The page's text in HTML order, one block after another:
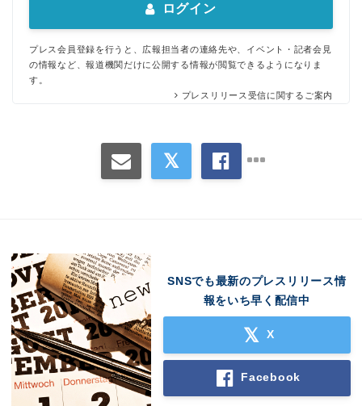
ログイン
プレス会員登録を行うと、広報担当者の連絡先や、イベント・記者会見
の情報など、報道機関だけに公開する情報が閲覧できるようになりま
す。
プレスリリース受信に関するご案内
SNSでも最新のプレスリリース情
報をいち早く配信中
X
Facebook
Japanese
English